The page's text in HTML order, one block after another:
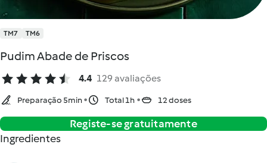
TM7 TM6
Pudim Abade de Priscos
4.4 129 avaliações
Preparação 5min Total 1h 12 doses
Registe-se gratuitamente
Ingredientes